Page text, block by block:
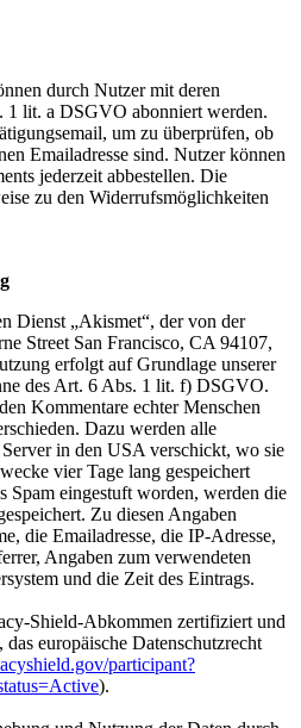
durch Nutzer mit deren
lit. a DSGVO abonniert werden.
um zu überprüfen, ob
Emailadresse sind. Nutzer können
jederzeit abbestellen. Die
zu den Widerrufsmöglichkeiten
Dienst „Akismet“, der von der
Street San Francisco, CA 94107,
erfolgt auf Grundlage unserer
des Art. 6 Abs. 1 lit. f) DSGVO.
Kommentare echter Menschen
Dazu werden alle
in den USA verschickt, wo sie
vier Tage lang gespeichert
Spam eingestuft worden, werden die
Zu diesen Angaben
die Emailadresse, die IP-Adresse,
Angaben zum verwendeten
und die Zeit des Eintrags.
Shield-Abkommen zertifiziert und
europäische Datenschutzrecht
participant?
).